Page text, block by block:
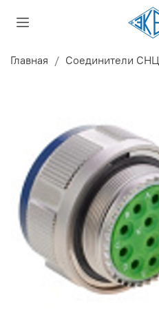
Главная Соединители СНЦ